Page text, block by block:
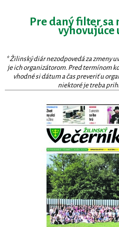
Pre daný filter sa
vyhovujúce
* Žilinský diár nezodpovedá za zmeny
je ich organizátorom. Pred termínom
vhodné si dátum a čas preveriť u
niektoré je treba